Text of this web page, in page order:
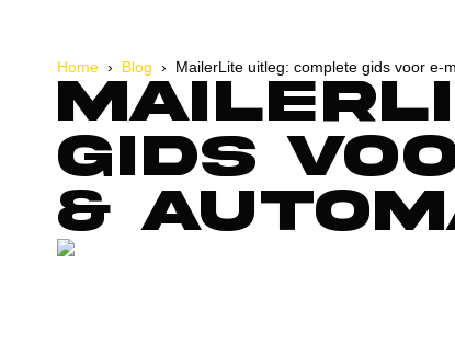
Home › Blog › MailerLite uitleg: complete gids voor e-
gids
&